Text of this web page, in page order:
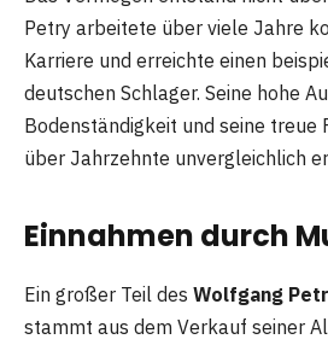
Petry arbeitete über viele Jahre
Karriere und erreichte einen
deutschen Schlager. Seine hohe
Bodenständigkeit und seine treue
über Jahrzehnte unvergleichlich
Einnahmen durch
Ein großer Teil des Wolfgang
stammt aus dem Verkauf seiner